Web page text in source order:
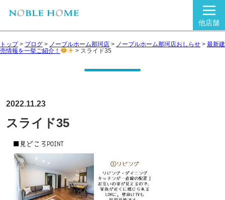
他店舗
トップ> ブログ > ノーブルホーム那珂店 > ノーブルホーム那珂店おしらせ > 最新建
売情報を一挙ご紹介！
> スライド35
2022.11.23
スライド35